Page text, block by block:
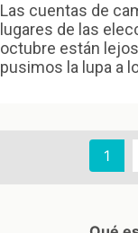
Las cuentas de
lugares de las
octubre están
pusimos la lupa a
1